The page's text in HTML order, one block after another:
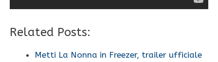
Related Posts:
Metti La Nonna in Freezer, trailer ufficiale